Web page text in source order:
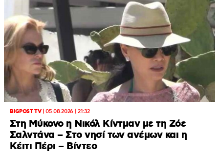
BIGPOST TV|05.08.2026 | 21:32
Στη Μύκονο η Νικόλ Κίντμαν με τη Ζόε
Σαλντάνα – Στο νησί των ανέμων και η
Κέιτι Πέρι – Βίντεο